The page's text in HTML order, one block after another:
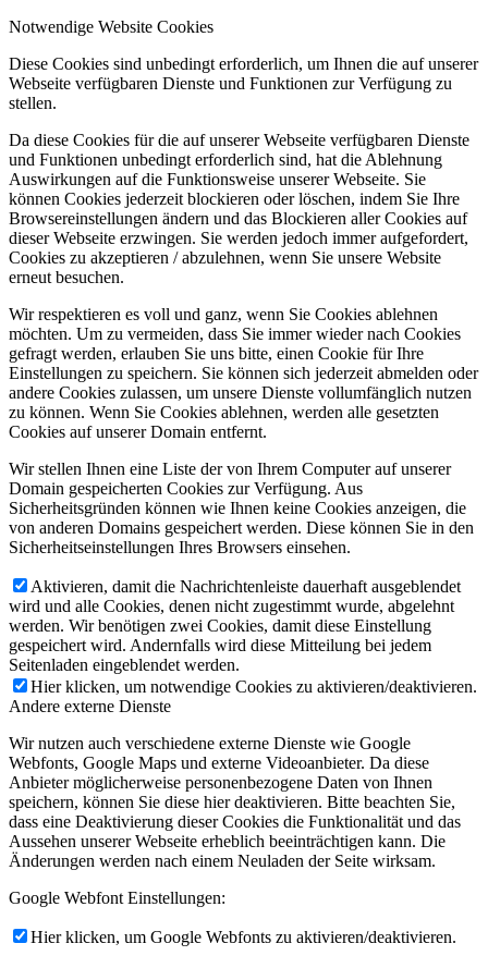
Notwendige Website Cookies
Diese Cookies sind unbedingt erforderlich, um Ihnen die auf unserer
Webseite verfügbaren Dienste und Funktionen zur Verfügung zu
stellen.
Da diese Cookies für die auf unserer Webseite verfügbaren Dienste
und Funktionen unbedingt erforderlich sind, hat die Ablehnung
Auswirkungen auf die Funktionsweise unserer Webseite. Sie
können Cookies jederzeit blockieren oder löschen, indem Sie Ihre
Browsereinstellungen ändern und das Blockieren aller Cookies auf
dieser Webseite erzwingen. Sie werden jedoch immer aufgefordert,
Cookies zu akzeptieren / abzulehnen, wenn Sie unsere Website
erneut besuchen.
Wir respektieren es voll und ganz, wenn Sie Cookies ablehnen
möchten. Um zu vermeiden, dass Sie immer wieder nach Cookies
gefragt werden, erlauben Sie uns bitte, einen Cookie für Ihre
Einstellungen zu speichern. Sie können sich jederzeit abmelden oder
andere Cookies zulassen, um unsere Dienste vollumfänglich nutzen
zu können. Wenn Sie Cookies ablehnen, werden alle gesetzten
Cookies auf unserer Domain entfernt.
Wir stellen Ihnen eine Liste der von Ihrem Computer auf unserer
Domain gespeicherten Cookies zur Verfügung. Aus
Sicherheitsgründen können wie Ihnen keine Cookies anzeigen, die
von anderen Domains gespeichert werden. Diese können Sie in den
Sicherheitseinstellungen Ihres Browsers einsehen.
Aktivieren, damit die Nachrichtenleiste dauerhaft ausgeblendet
wird und alle Cookies, denen nicht zugestimmt wurde, abgelehnt
werden. Wir benötigen zwei Cookies, damit diese Einstellung
gespeichert wird. Andernfalls wird diese Mitteilung bei jedem
Seitenladen eingeblendet werden.
Hier klicken, um notwendige Cookies zu aktivieren/deaktivieren.
Andere externe Dienste
Wir nutzen auch verschiedene externe Dienste wie Google
Webfonts, Google Maps und externe Videoanbieter. Da diese
Anbieter möglicherweise personenbezogene Daten von Ihnen
speichern, können Sie diese hier deaktivieren. Bitte beachten Sie,
dass eine Deaktivierung dieser Cookies die Funktionalität und das
Aussehen unserer Webseite erheblich beeinträchtigen kann. Die
Änderungen werden nach einem Neuladen der Seite wirksam.
Google Webfont Einstellungen:
Hier klicken, um Google Webfonts zu aktivieren/deaktivieren.